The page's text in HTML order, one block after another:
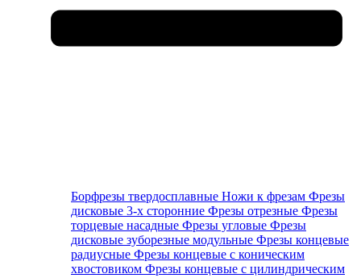
Борфрезы твердосплавные Ножи к фрезам Фрезы
дисковые 3-х сторонние Фрезы отрезные Фрезы
торцевые насадные Фрезы угловые Фрезы
дисковые зуборезные модульные Фрезы концевые
радиусные Фрезы концевые с коническим
хвостовиком Фрезы концевые с цилиндрическим